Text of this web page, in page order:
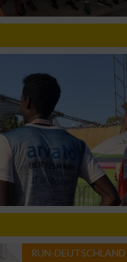
RUN-DEUTSCHLAND